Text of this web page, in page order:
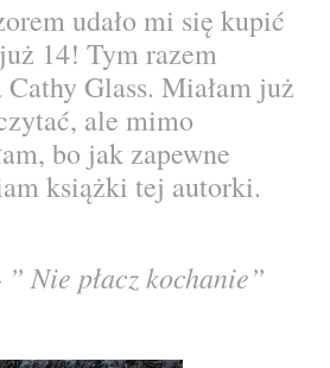
udało mi się kupić
14! Tym razem
Glass. Miałam już
ale mimo
bo jak zapewne
książki tej autorki.
” Nie płacz kochanie”